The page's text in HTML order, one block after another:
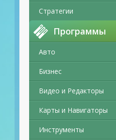
Стратегии
Программы
Авто
Бизнес
Видео и Редакторы
Карты и Навигаторы
Инструменты